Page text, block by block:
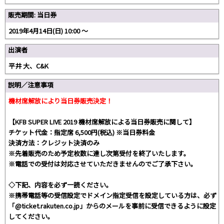
販売期間: 当日券
2019年4月14日(日) 10:00 〜
出演者
平井 大、C&K
説明／注意事項
機材席解放により当日券販売決定！
【KFB SUPER LIVE 2019 機材席解放による当日券販売に関して】
チケット代金：指定席 6,500円(税込) ※当日券料金
決済方法：クレジット決済のみ
※先着販売のため予定枚数に達し次第受付を終了いたします。
※電話での受付は対応させていただきませんのでご了承下さい。
◇下記、内容を必ず一読ください。
※携帯電話等の受信設定でドメイン指定受信を設定している方は、必ず
「@ticket.rakuten.co.jp」からのメールを事前に受信できるように設定
してください。